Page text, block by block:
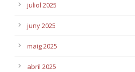
juliol 2025
juny 2025
maig 2025
abril 2025